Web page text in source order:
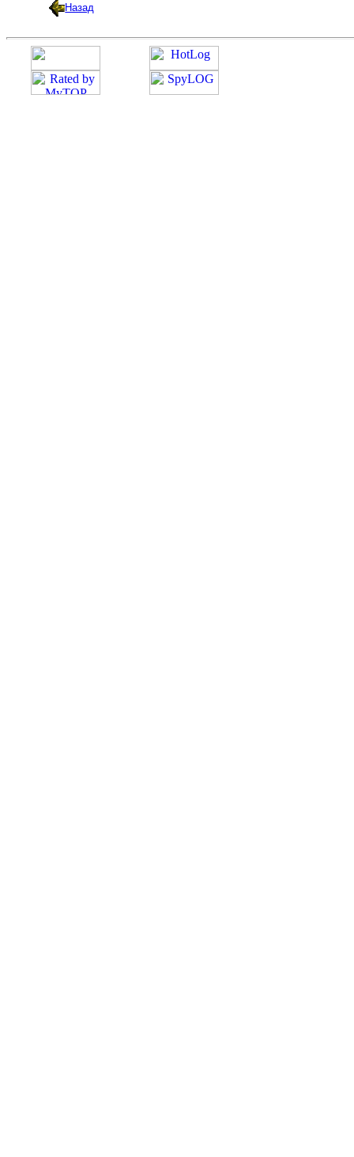
Назад